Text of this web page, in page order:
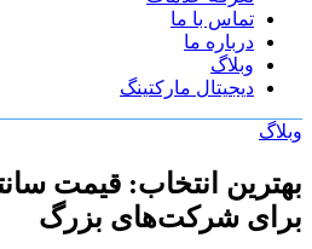
تماس با ما
درباره ما
وبلاگ
دیجیتال مارکتینگ
وبلاگ
بهترین انتخاب: قیمت
برای شرکت‌های بزرگ